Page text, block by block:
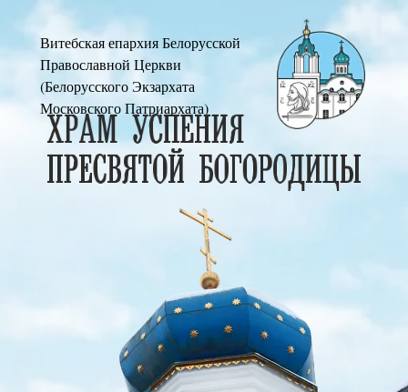
Витебская епархия Белорусской
Православной Церкви
(Белорусского Экзархата
Московского Патриархата)